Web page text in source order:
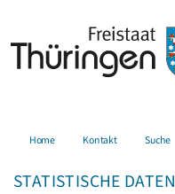
Home Kontakt Suche
STATISTISCHE DATEN